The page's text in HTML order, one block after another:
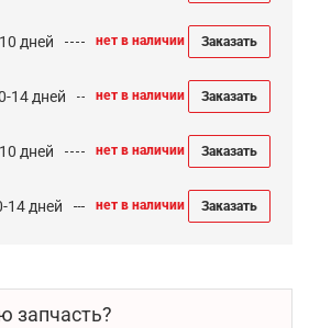
дней нет в наличии Заказать
14 дней нет в наличии Заказать
дней нет в наличии Заказать
14 дней нет в наличии Заказать
запчасть?